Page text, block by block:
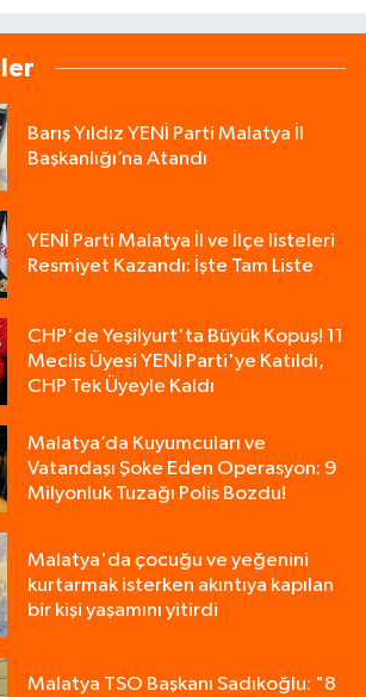
Barış Yıldız YENİ Parti Malatya İl
Başkanlığı’na Atandı
YENİ Parti Malatya İl ve İlçe listeleri
Resmiyet Kazandı: İşte Tam Liste
CHP'de Yeşilyurt'ta Büyük Kopuş! 11
Meclis Üyesi YENİ Parti'ye Katıldı,
CHP Tek Üyeyle Kaldı
Malatya’da Kuyumcuları ve
Vatandaşı Şoke Eden Operasyon: 9
Milyonluk Tuzağı Polis Bozdu!
Malatya'da çocuğu ve yeğenini
kurtarmak isterken akıntıya kapılan
bir kişi yaşamını yitirdi
Malatya TSO Başkanı Sadıkoğlu: "8